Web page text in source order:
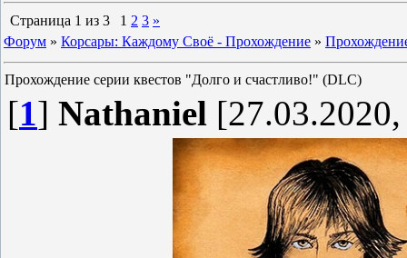
Страница 1 из 3 1 2 3 »
Форум » Корсары: Каждому Своё - Прохождение »
Прохождение серии квестов "Долго и счастливо!" (DLC)
[1] Nathaniel